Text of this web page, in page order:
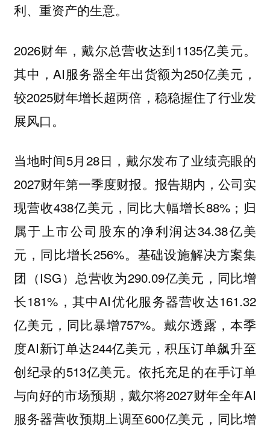
利、重资产的生意。
2026财年，戴尔总营收达到1135亿美元。
其中，AI服务器全年出货额为250亿美元，
较2025财年增长超两倍，稳稳握住了行业发
展风口。
当地时间5月28日，戴尔发布了业绩亮眼的
2027财年第一季度财报。报告期内，公司实
现营收438亿美元，同比大幅增长88%；归
属于上市公司股东的净利润达34.38亿美
元，同比增长256%。基础设施解决方案集
团（ISG）总营收为290.09亿美元，同比增
长181%，其中AI优化服务器营收达161.32
亿美元，同比暴增757%。戴尔透露，本季
度AI新订单达244亿美元，积压订单飙升至
创纪录的513亿美元。依托充足的在手订单
与向好的市场预期，戴尔将2027财年全年AI
服务器营收预期上调至600亿美元，同比增